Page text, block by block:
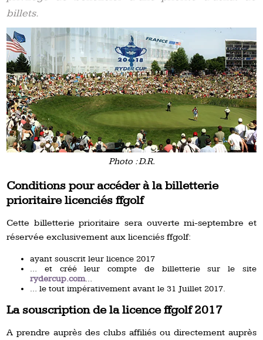
billets.
Photo : D.R.
Conditions pour accéder à la billetterie
prioritaire licenciés ffgolf
Cette billetterie prioritaire sera ouverte mi-septembre et
réservée exclusivement aux licenciés ffgolf:
ayant souscrit leur licence 2017
… et créé leur compte de billetterie sur le site
rydercup.com…
… le tout impérativement avant le 31 Juillet 2017.
La souscription de la licence ffgolf 2017
A prendre auprès des clubs affiliés ou directement auprès